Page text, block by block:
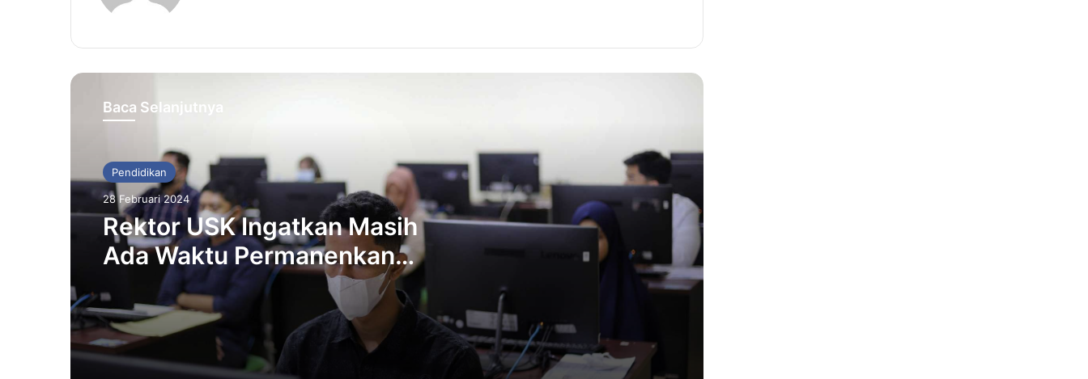
Baca Selanjutnya
Pendidikan
28 Februari 2024
Rektor USK Ingatkan Masih
Ada Waktu Permanenkan
Akun SNPMB
Puncak Bulan Bung Karno, Kris Tjantra
Sebut Hanya PDIP yang Mampu
Melakukannya
Aceh Genjot Pemulihan Ekonomi
Pascabencana, Ini Strateginya
Mantan Politisi PNA Ditunjuk Pimpin
PSI Bireuen